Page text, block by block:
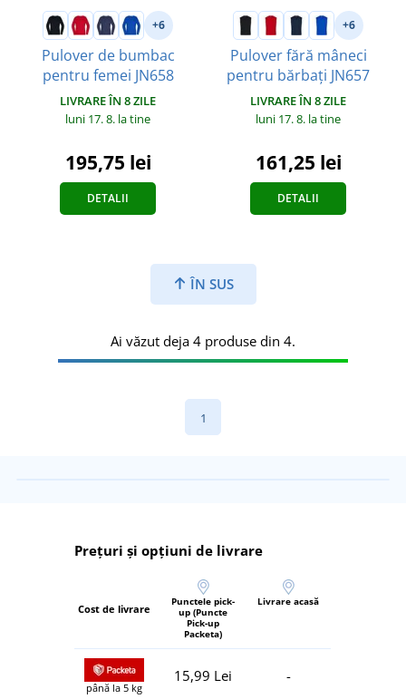
+6
Pulover de bumbac
pentru femei JN658
LIVRARE ÎN 8 ZILE
luni 17. 8. la tine
195,75 lei
DETALII
+6
Pulover fără mâneci
pentru bărbați JN657
LIVRARE ÎN 8 ZILE
luni 17. 8. la tine
161,25 lei
DETALII
ÎN SUS
Ai văzut deja 4 produse din 4.
1
Prețuri și opțiuni de livrare
Cost de livrare
Punctele pick-
up (Puncte
Pick-up
Packeta)
Livrare acasă
până la 5 kg
15,99 Lei -